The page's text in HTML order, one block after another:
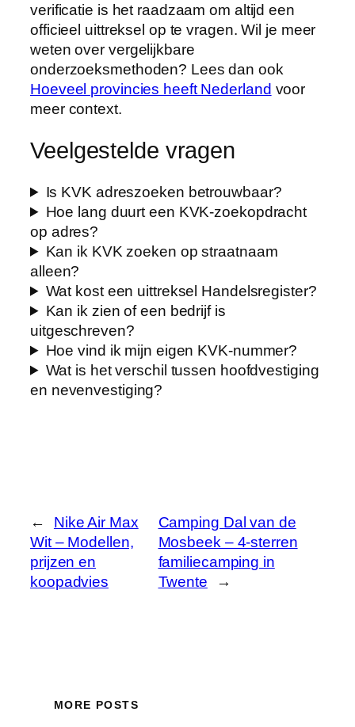
verificatie is het raadzaam om altijd een
officieel uittreksel op te vragen. Wil je meer
weten over vergelijkbare
onderzoeksmethoden? Lees dan ook
Hoeveel provincies heeft Nederland voor
meer context.
Veelgestelde vragen
Is KVK adreszoeken betrouwbaar?
Hoe lang duurt een KVK-zoekopdracht
op adres?
Kan ik KVK zoeken op straatnaam
alleen?
Wat kost een uittreksel Handelsregister?
Kan ik zien of een bedrijf is
uitgeschreven?
Hoe vind ik mijn eigen KVK-nummer?
Wat is het verschil tussen hoofdvestiging
en nevenvestiging?
←
Nike Air Max
Wit – Modellen,
prijzen en
koopadvies
Camping Dal van de
Mosbeek – 4-sterren
familiecamping in
Twente
→
MORE POSTS